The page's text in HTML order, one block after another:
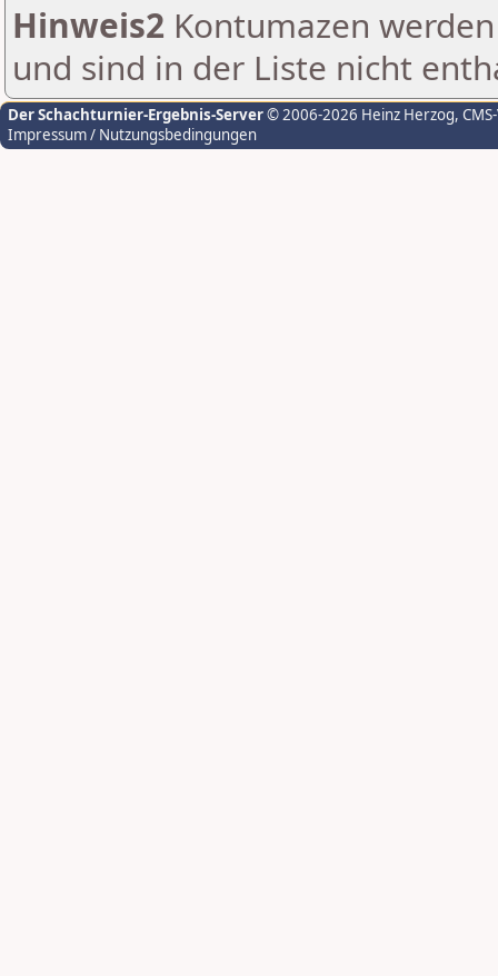
Hinweis2 Kontumazen
und sind in der Liste nicht
Der Schachturnier-Ergebnis-Server© 2006-2026 Heinz Herzog,
Impressum / Nutzungsbedingungen